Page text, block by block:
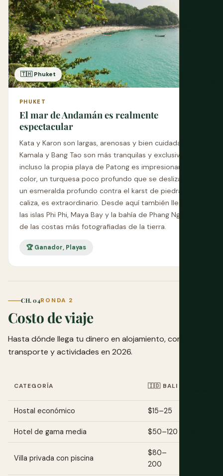
🇹🇭 Phuket
PHUKET
El mar de Andamán es realmente
espectacular
Kata y Karon son largas, arenosas y bien cuidadas;
Kamala y Bang Tao son más tranquilas y exclusivas;
incluso la propia playa de Patong es impresionante. El
color, un turquesa poco profundo que se desliza hacia
un esmeralda profundo contra el karst de piedra
caliza, es extraordinario. Desde aquí también llegas a
las islas Phi Phi, Maya Bay y la bahía de Phang Nga, una
de las costas más fotografiadas de la tierra.
🏆 Ganador, Playas
CH. 04RONDA 2
Costo de viaje
Hasta dónde llega tu dinero en alojamiento, comida,
transporte y actividades en 2026.
CATEGORÍA 🇮🇩 BALI
Hostal económico $15–25
Hotel de gama media $50–120
Villa privada con piscina
$80–
200